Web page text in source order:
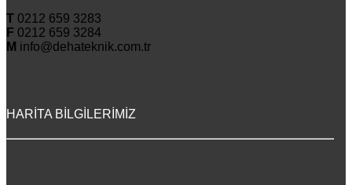
T 0212 659 3283
F 0212 659 3284
M info@dehateknik.com.tr
HARİTA BİLGİLERİMİZ